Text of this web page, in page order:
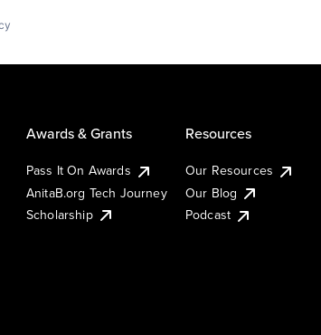
Awards & Grants
Pass It On Awards
AnitaB.org Tech Journey
Scholarship
Resources
Our Resources
Our Blog
Podcast